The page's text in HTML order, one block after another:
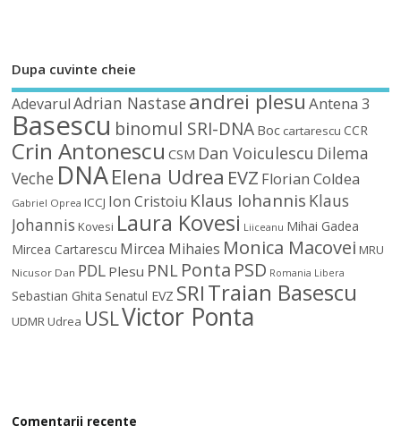
Dupa cuvinte cheie
Adevarul Adrian Nastaseandrei plesuAntena 3
Basescu binomul SRI-DNA Boc cartarescu CCR
Crin Antonescu CSM Dan Voiculescu Dilema
Veche DNAElena Udrea EVZ Florian Coldea
Gabriel Oprea ICCJ Ion Cristoiu Klaus Iohannis Klaus
Johannis Kovesi Laura Kovesi Liiceanu Mihai Gadea
Mircea Cartarescu Mircea Mihaies Monica Macovei MRU
Nicusor Dan PDL Plesu PNL Ponta PSD Romania Libera
Sebastian Ghita Senatul EVZ SRITraian Basescu
UDMRUdrea USLVictor Ponta
Comentarii recente